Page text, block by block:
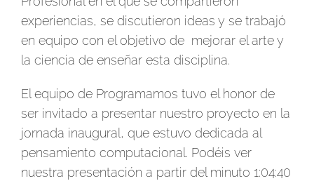
experiencias, se discutieron ideas y se trabajó
en equipo con el objetivo de mejorar el arte y
la ciencia de enseñar esta disciplina.
El equipo de Programamos tuvo el honor de
ser invitado a presentar nuestro proyecto en la
jornada inaugural, que estuvo dedicada al
pensamiento computacional. Podéis ver
nuestra presentación a partir del minuto 1:04:40